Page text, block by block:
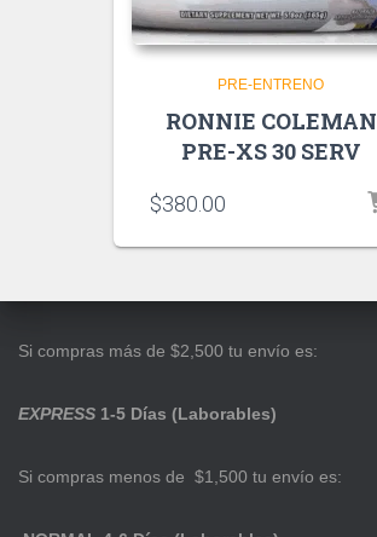
PRE-ENTRENO
RONNIE COLEMAN
PRE-XS 30 SERV
$380.00
Si compras más de $2,500 tu envío es:
EXPRESS 1-5 Días (Laborables)
Si compras menos de $1,500 tu envío es: